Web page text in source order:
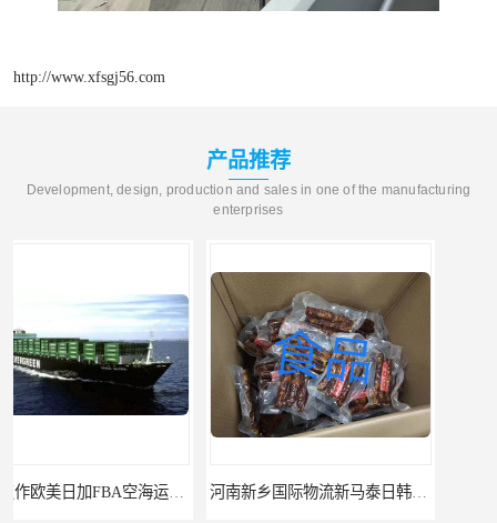
http://www.xfsgj56.com
产品推荐
Development, design, production and sales in one of the manufacturing
enterprises
河南新乡国际物流新马泰日韩菲律宾老挝缅甸印尼柬埔寨双清包税